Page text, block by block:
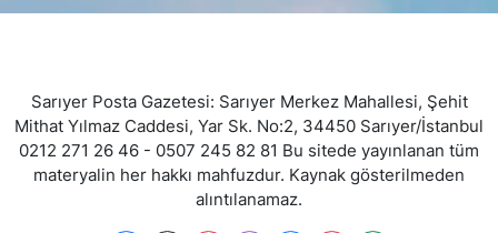
Sarıyer Posta Gazetesi: Sarıyer Merkez Mahallesi, Şehit
Mithat Yılmaz Caddesi, Yar Sk. No:2, 34450 Sarıyer/İstanbul
0212 271 26 46 - 0507 245 82 81 Bu sitede yayınlanan tüm
materyalin her hakkı mahfuzdur. Kaynak gösterilmeden
alıntılanamaz.